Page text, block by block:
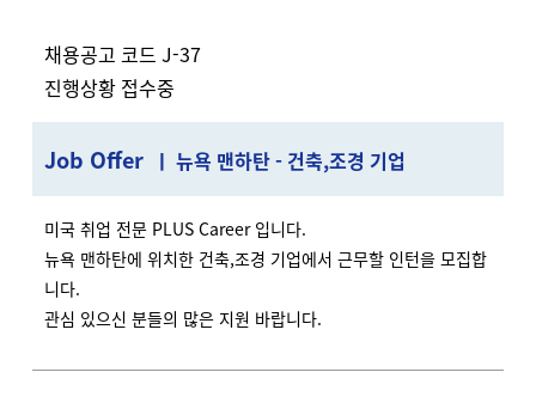
채용공고 코드 J-37
진행상황 접수중
Job Offer ㅣ 뉴욕 맨하탄 - 건축,조경 기업
미국 취업 전문 PLUS Career 입니다.
뉴욕 맨하탄에 위치한 건축,조경 기업에서 근무할 인턴을 모집합
니다.
관심 있으신 분들의 많은 지원 바랍니다.